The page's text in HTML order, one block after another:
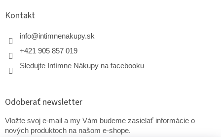
Kontakt
info@intimnenakupy.sk
+421 905 857 019
Sledujte Intímne Nákupy na facebooku
Odoberať newsletter
Vložte svoj e-mail a my Vám budeme zasielať informácie o
nových produktoch na našom e-shope.